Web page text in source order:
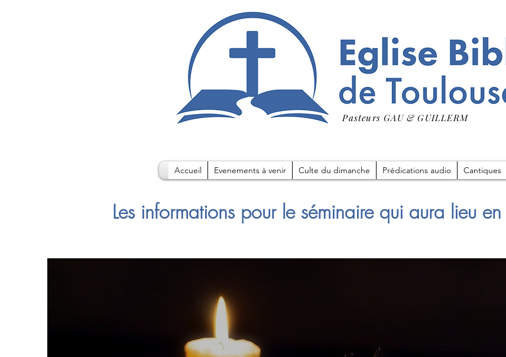
Pasteurs GAU & GUILLERM
Accueil Evenements à venir Culte du dimanche Prédications audio Cantiques
Les informations pour le séminaire qui aura lieu